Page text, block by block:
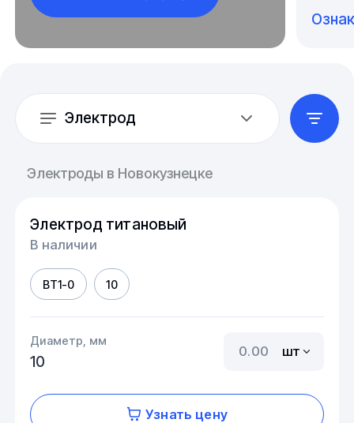
Электрод
Электроды в Новокузнецке
Электрод титановый
В наличии
ВТ1-0 10
Диаметр, мм
10
шт
Узнать цену